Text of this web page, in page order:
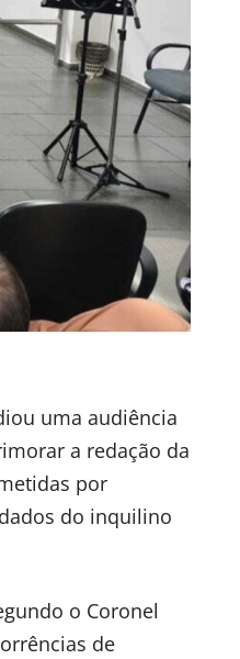
uma audiência
a redação da
por
do inquilino
o Coronel
de